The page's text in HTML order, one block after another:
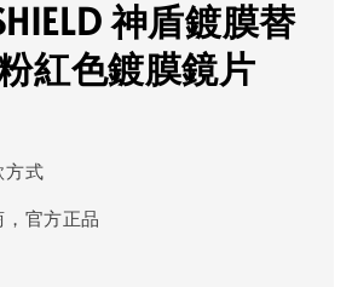
神盾鍍膜替
紅色鍍膜鏡片
方式
官方正品